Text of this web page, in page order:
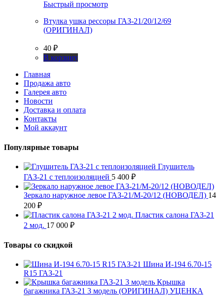
Быстрый просмотр
Втулка ушка рессоры ГАЗ-21/20/12/69
(ОРИГИНАЛ)
40 ₽
В корзину
Главная
Продажа авто
Галерея авто
Новости
Доставка и оплата
Контакты
Мой аккаунт
Популярные товары
Глушитель
ГАЗ-21 с теплоизоляцией 5 400 ₽
Зеркало наружное левое ГАЗ-21/М-20/12 (НОВОДЕЛ) 14
200 ₽
Пластик салона ГАЗ-21
2 мод. 17 000 ₽
Товары со скидкой
Шина И-194 6.70-15
R15 ГАЗ-21
Крышка
багажника ГАЗ-21 3 модель (ОРИГИНАЛ) УЦЕНКА